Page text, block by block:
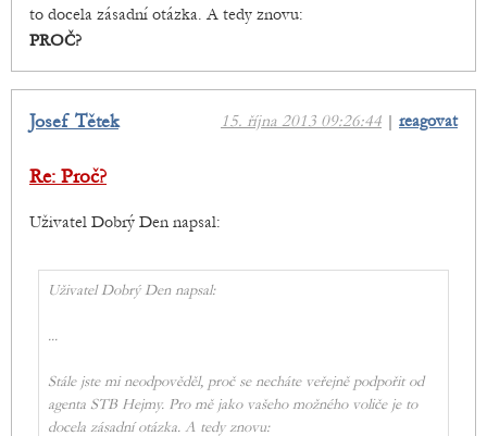
to docela zásadní otázka. A tedy znovu:
PROČ?
15. října 2013 09:26:44 | reagovat
Josef Tětek
Re: Proč?
Uživatel Dobrý Den napsal:
Uživatel Dobrý Den napsal:
...
Stále jste mi neodpověděl, proč se necháte veřejně podpořit od
agenta STB Hejmy. Pro mě jako vašeho možného voliče je to
docela zásadní otázka. A tedy znovu: